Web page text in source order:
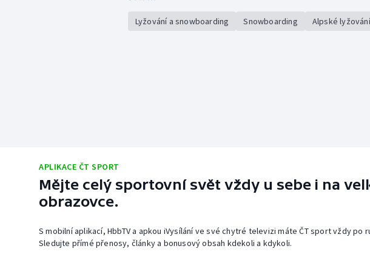
Lyžování a snowboarding Snowboarding Alpské lyžování
APLIKACE ČT SPORT
Mějte celý sportovní svět vždy u sebe i na
obrazovce.
S mobilní aplikací, HbbTV a apkou iVysílání ve své chytré televizi máte ČT sport vždy po
Sledujte přímé přenosy, články a bonusový obsah kdekoli a kdykoli.